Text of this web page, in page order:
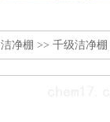
洁净棚 >> 千级洁净棚